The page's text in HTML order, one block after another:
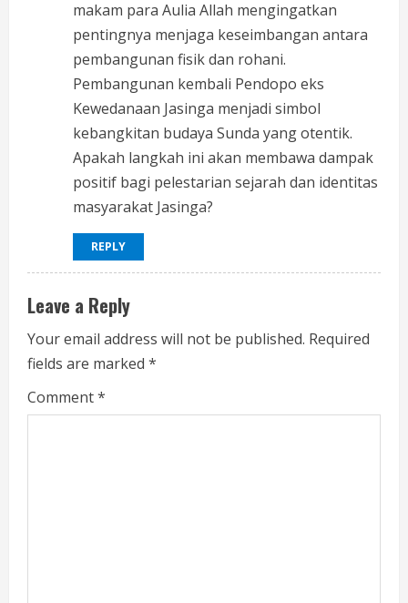
makam para Aulia Allah mengingatkan
pentingnya menjaga keseimbangan antara
pembangunan fisik dan rohani.
Pembangunan kembali Pendopo eks
Kewedanaan Jasinga menjadi simbol
kebangkitan budaya Sunda yang otentik.
Apakah langkah ini akan membawa dampak
positif bagi pelestarian sejarah dan identitas
masyarakat Jasinga?
REPLY
Leave a Reply
Your email address will not be published. Required
fields are marked *
Comment*